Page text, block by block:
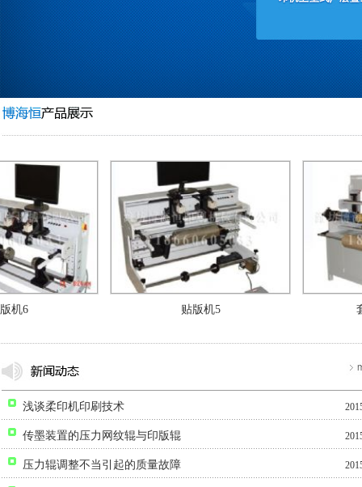
机6 贴版机5
浅谈柔印机印刷技术
传墨装置的压力网纹辊与印版辊
压力辊调整不当引起的质量故障